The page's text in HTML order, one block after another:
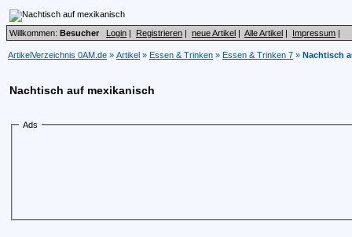
Willkommen: Besucher Login | Registrieren | neue Artikel | Alle Artikel | Impressum |
ArtikelVerzeichnis 0AM.de » Artikel » Essen & Trinken » Essen & Trinken 7 » Nachtisch
Nachtisch auf mexikanisch
Ads